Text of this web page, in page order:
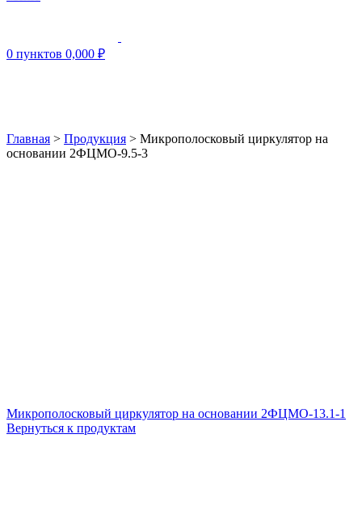
0 пунктов 0,000 ₽
Главная > Продукция > Микрополосковый циркулятор на
основании 2ФЦМО-9.5-3
Микрополосковый циркулятор на основании 2ФЦМО-13.1-1
Вернуться к продуктам